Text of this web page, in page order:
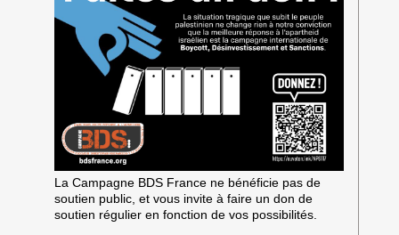
La Campagne BDS France ne bénéficie pas de
soutien public, et vous invite à faire un don de
soutien régulier en fonction de vos possibilités.